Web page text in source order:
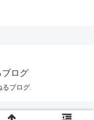
ブログ
ブログ.